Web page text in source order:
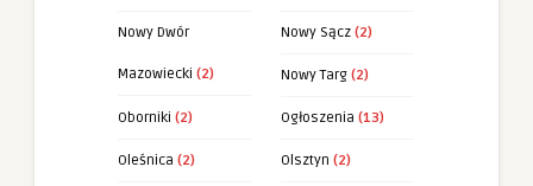
Nowy Dwór
Mazowiecki (2)
Nowy Sącz (2)
Nowy Targ (2)
Oborniki (2) Ogłoszenia (13)
Oleśnica (2) Olsztyn (2)